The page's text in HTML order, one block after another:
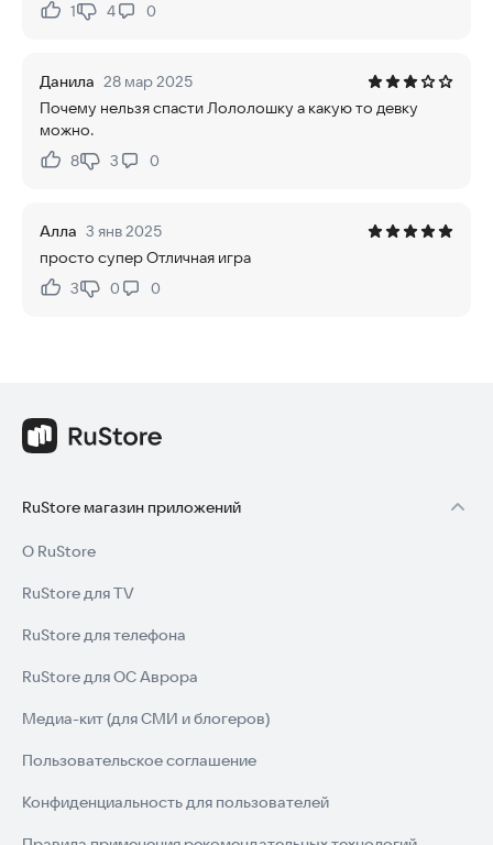
Нравится:
1Не нравится:
4 0
Данила 28 мар 2025
Почему нельзя спасти Лололошку а какую то девку
можно.
Нравится:
8Не нравится:
3 0
Алла 3 янв 2025
просто супер Отличная игра
Нравится:
3Не нравится:
0 0
RuStore магазин приложений
О RuStore
RuStore для TV
RuStore для телефона
RuStore для ОС Аврора
Медиа-кит (для СМИ и блогеров)
Пользовательское соглашение
Конфиденциальность для пользователей